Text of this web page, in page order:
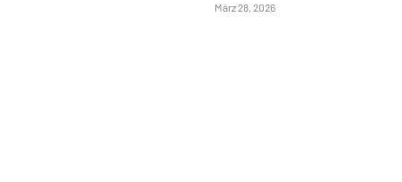
März 28, 2026